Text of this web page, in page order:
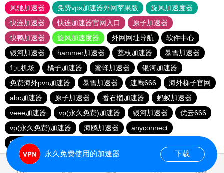
风驰加速器
免费vps加速器外网苹果版
旋风加速度器
快连加速器
快连加速器官网入口
原子加速器
快鸭加速器
旋风加速度器 外网网址导航
软件中心
银河加速器
hammer加速器 荔枝加速器
暴雪加速器
1元机场
橘子加速器 蜜蜂加速器
银河加速器
免费海外pvn加速器
暴雪加速器 速鹰666
海外梯子官网
abc加速器
原子加速器 番石榴加速器
蚂蚁加速器
veee加速器
vp(永久免费)加速器 银河加速器
优云666
vp(永久免费)加速器
海鸥加速器
anyconnect
白鲸加速器
永久免费使用的加速器 下载